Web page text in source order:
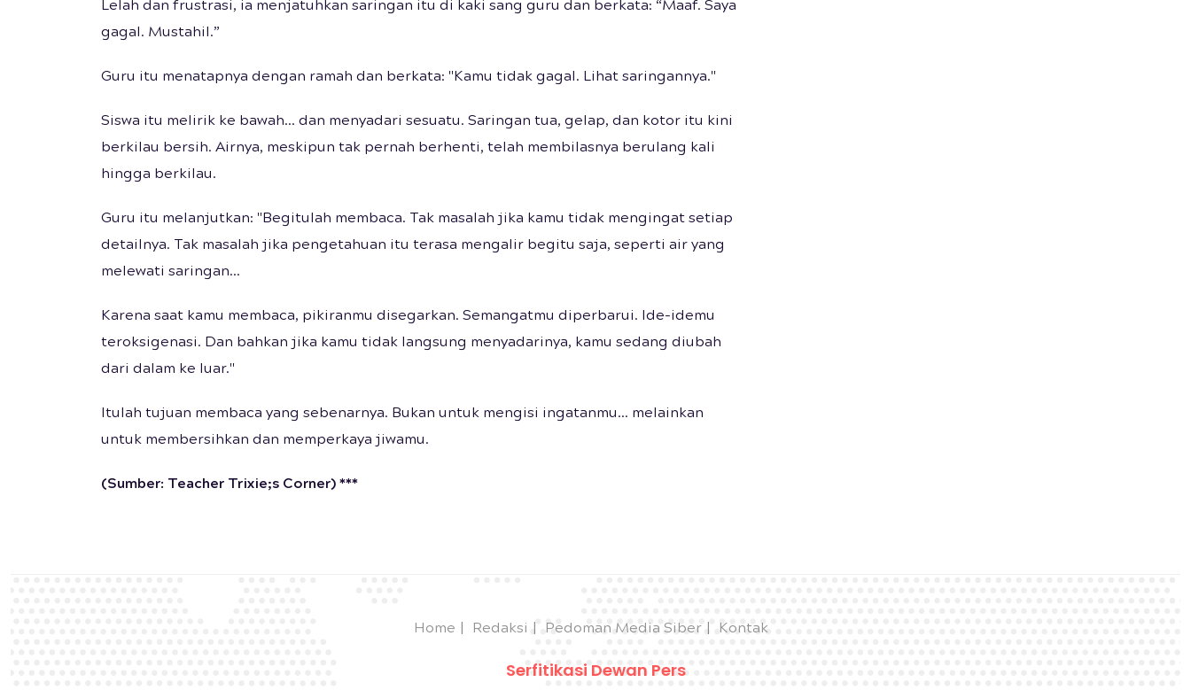
Lelah dan frustrasi, ia menjatuhkan saringan itu di kaki sang guru dan berkata: “Maaf. Saya
gagal. Mustahil.”
Guru itu menatapnya dengan ramah dan berkata: "Kamu tidak gagal. Lihat saringannya."
Siswa itu melirik ke bawah... dan menyadari sesuatu. Saringan tua, gelap, dan kotor itu kini
berkilau bersih. Airnya, meskipun tak pernah berhenti, telah membilasnya berulang kali
hingga berkilau.
Guru itu melanjutkan: "Begitulah membaca. Tak masalah jika kamu tidak mengingat setiap
detailnya. Tak masalah jika pengetahuan itu terasa mengalir begitu saja, seperti air yang
melewati saringan...
Karena saat kamu membaca, pikiranmu disegarkan. Semangatmu diperbarui. Ide-idemu
teroksigenasi. Dan bahkan jika kamu tidak langsung menyadarinya, kamu sedang diubah
dari dalam ke luar."
Itulah tujuan membaca yang sebenarnya. Bukan untuk mengisi ingatanmu... melainkan
untuk membersihkan dan memperkaya jiwamu.
(Sumber: Teacher Trixie;s Corner) ***
Home Redaksi Pedoman Media Siber Kontak
Serfitikasi Dewan Pers